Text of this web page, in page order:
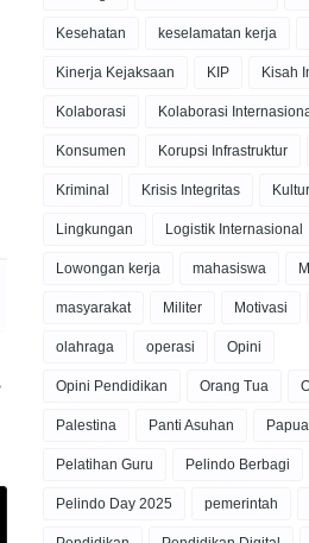
Kesehatan keselamatan kerja
Kinerja Kejaksaan KIP Kisah
Kolaborasi Kolaborasi
Konsumen Korupsi Infrastruktur
Kriminal Krisis Integritas Kultur
Lingkungan Logistik Internasional
Lowongan kerja mahasiswa
masyarakat Militer Motivasi
olahraga operasi Opini
Opini Pendidikan Orang Tua
Palestina Panti Asuhan Papua
Pelatihan Guru Pelindo Berbagi
Pelindo Day 2025 pemerintah